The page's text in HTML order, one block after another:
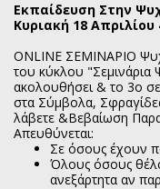
Εκπαίδευση Στην
Κυριακή 18 Απριλίου
ΟΝLINE ΣΕΜΙΝΑΡΙΟ
του κύκλου "Σεμινάρια
ακολουθήσει & το 3ο
στα Σύμβολα,
λάβετε &Βεβαίωση
Απευθύνεται:
Σε όσους έχουν
Όλους όσους
ανεξάρτητα αν